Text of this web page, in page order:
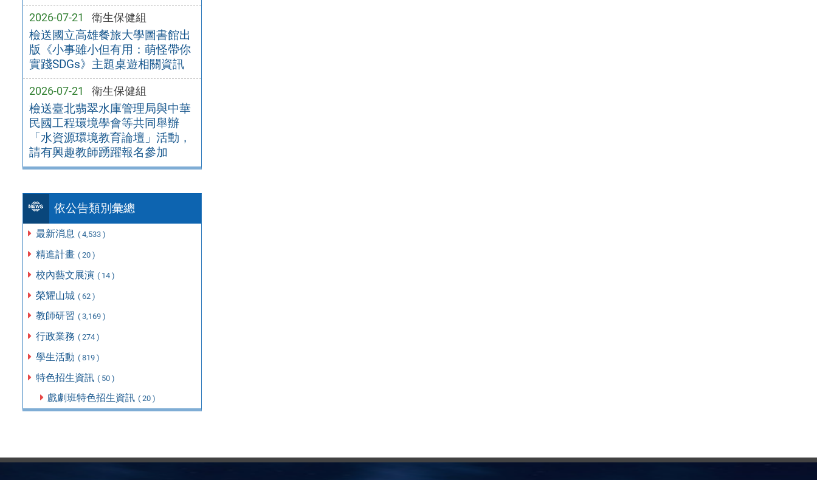
2026-07-21 衛生保健組
檢送國立高雄餐旅大學圖書館出
版《小事雖小但有用：萌怪帶你
實踐SDGs》主題桌遊相關資訊
2026-07-21 衛生保健組
檢送臺北翡翠水庫管理局與中華
民國工程環境學會等共同舉辦
「水資源環境教育論壇」活動，
請有興趣教師踴躍報名參加
依公告類別彙總
最新消息 ( 4,533 )
精進計畫 ( 20 )
校內藝文展演 ( 14 )
榮耀山城 ( 62 )
教師研習 ( 3,169 )
行政業務 ( 274 )
學生活動 ( 819 )
特色招生資訊 ( 50 )
戲劇班特色招生資訊 ( 20 )